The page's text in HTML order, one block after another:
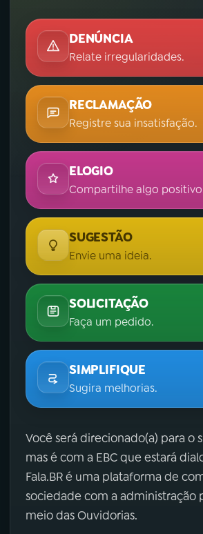
DENÚNCIA
Relate irregularidades.
RECLAMAÇÃO
Registre sua insatisfação.
ELOGIO
Compartilhe algo
SUGESTÃO
Envie uma ideia.
SOLICITAÇÃO
Faça um pedido.
SIMPLIFIQUE
Sugira melhorias.
Você será direcionado(a) para o
mas é com a EBC que estará
Fala.BR é uma plataforma de
sociedade com a administração
meio das Ouvidorias.